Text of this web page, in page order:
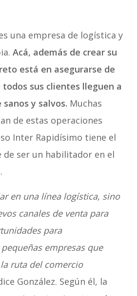
una empresa de logística y
Acá, además de crear su
está en asegurarse de
sus clientes lleguen a
y salvos. Muchas
de estas operaciones
Inter Rapidísimo tiene el
ser un habilitador en el
en una línea logística, sino
canales de venta para
para
empresas que
ruta del comercio
González. Según él, la